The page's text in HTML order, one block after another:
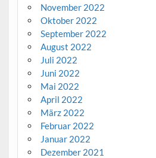
November 2022
Oktober 2022
September 2022
August 2022
Juli 2022
Juni 2022
Mai 2022
April 2022
März 2022
Februar 2022
Januar 2022
Dezember 2021